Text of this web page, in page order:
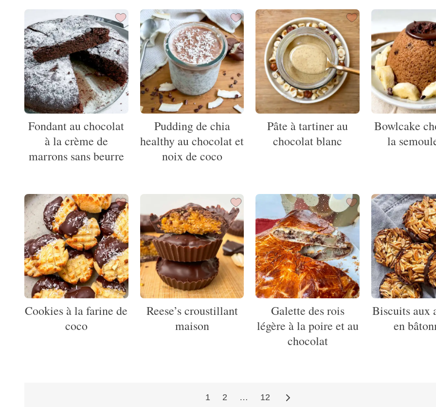
Fondant au chocolat
à la crème de
marrons sans beurre
Pudding de chia
healthy au chocolat et
noix de coco
Pâte à tartiner au
chocolat blanc
Bowlcake
la
Cookies à la farine de
coco
Reese’s croustillant
maison
Galette des rois
légère à la poire et au
chocolat
Biscuits aux
en
1 2 … 12